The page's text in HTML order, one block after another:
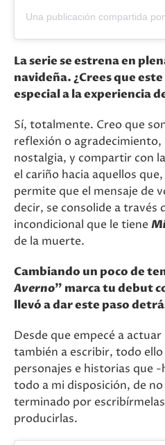
La serie se estrena en
navideña. ¿Crees que
especial a la experiencia
Sí, totalmente. Creo que
reflexión o
nostalgia, y compartir con
el cariño hacia aquellos
permite que el mensaje de
decir, se consolide a través
incondicional que le tiene
de la muerte.
Cambiando un poco de
Averno” marca tu debut
llevó a dar este paso
Desde que empecé a
también a escribir, todo
personajes e historias que
todo a mi disposición, de
terminado por
producirlas.